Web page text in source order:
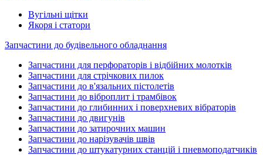
Вугільні щітки
Якоря і статори
Запчастини до будівельного обладнання
Запчастини для перфораторів і відбійних молотків
Запчастини для стрічкових пилок
Запчастини до в'язальних пістолетів
Запчастини до віброплит і трамбівок
Запчастини до глибинних і поверхневих вібраторів
Запчастини до двигунів
Запчастини до затирочних машин
Запчастини до нарізувачів швів
Запчастини до штукатурних станцій і пневмоподатчиків